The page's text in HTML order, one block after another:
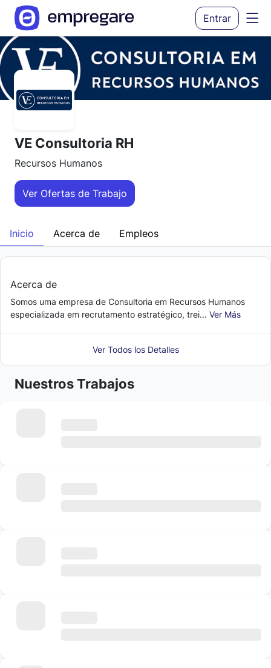
Entrar
VE Consultoria RH
Recursos Humanos
Ver Ofertas de Trabajo
Inicio Acerca de Empleos
Acerca de
Somos uma empresa de Consultoria em Recursos Humanos
especializada em recrutamento estratégico, trei... Ver Más
Ver Todos los Detalles
Nuestros Trabajos